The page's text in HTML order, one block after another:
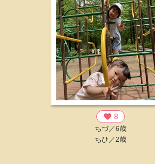
favorite 8
ちづ／6歳
ちひ／2歳